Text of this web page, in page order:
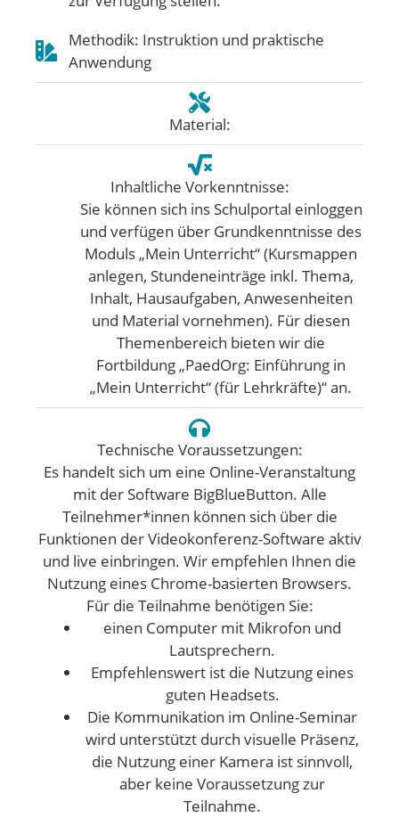
Methodik: Instruktion und praktische
Anwendung
Material:
Inhaltliche Vorkenntnisse:
Sie können sich ins Schulportal einloggen
und verfügen über Grundkenntnisse des
Moduls „Mein Unterricht“ (Kursmappen
anlegen, Stundeneinträge inkl. Thema,
Inhalt, Hausaufgaben, Anwesenheiten
und Material vornehmen). Für diesen
Themenbereich bieten wir die
Fortbildung „PaedOrg: Einführung in
„Mein Unterricht“ (für Lehrkräfte)“ an.
Technische Voraussetzungen:
Es handelt sich um eine Online-Veranstaltung
mit der Software BigBlueButton. Alle
Teilnehmer*innen können sich über die
Funktionen der Videokonferenz-Software aktiv
und live einbringen. Wir empfehlen Ihnen die
Nutzung eines Chrome-basierten Browsers.
Für die Teilnahme benötigen Sie:
einen Computer mit Mikrofon und
Lautsprechern.
Empfehlenswert ist die Nutzung eines
guten Headsets.
Die Kommunikation im Online-Seminar
wird unterstützt durch visuelle Präsenz,
die Nutzung einer Kamera ist sinnvoll,
aber keine Voraussetzung zur
Teilnahme.